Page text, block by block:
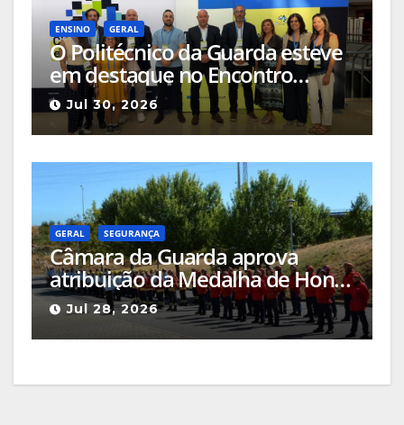
ENSINO GERAL
O Politécnico da Guarda esteve
em destaque no Encontro
Ciência e Inovação 2026 com
seleção de três sessões
científicas
Jul 30, 2026
GERAL SEGURANÇA
Câmara da Guarda aprova
atribuição da Medalha de Honra
de Grau Ouro à Associação
Humanitária de Bombeiros
Voluntários da Guarda
Jul 28, 2026